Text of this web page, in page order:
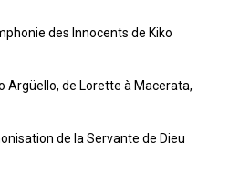
des Innocents de Kiko
Argüello, de Lorette à Macerata,
de la Servante de Dieu